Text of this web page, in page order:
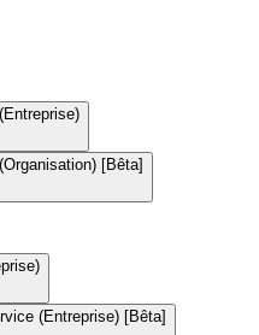
[Bêta]
(Entreprise) [Bêta]